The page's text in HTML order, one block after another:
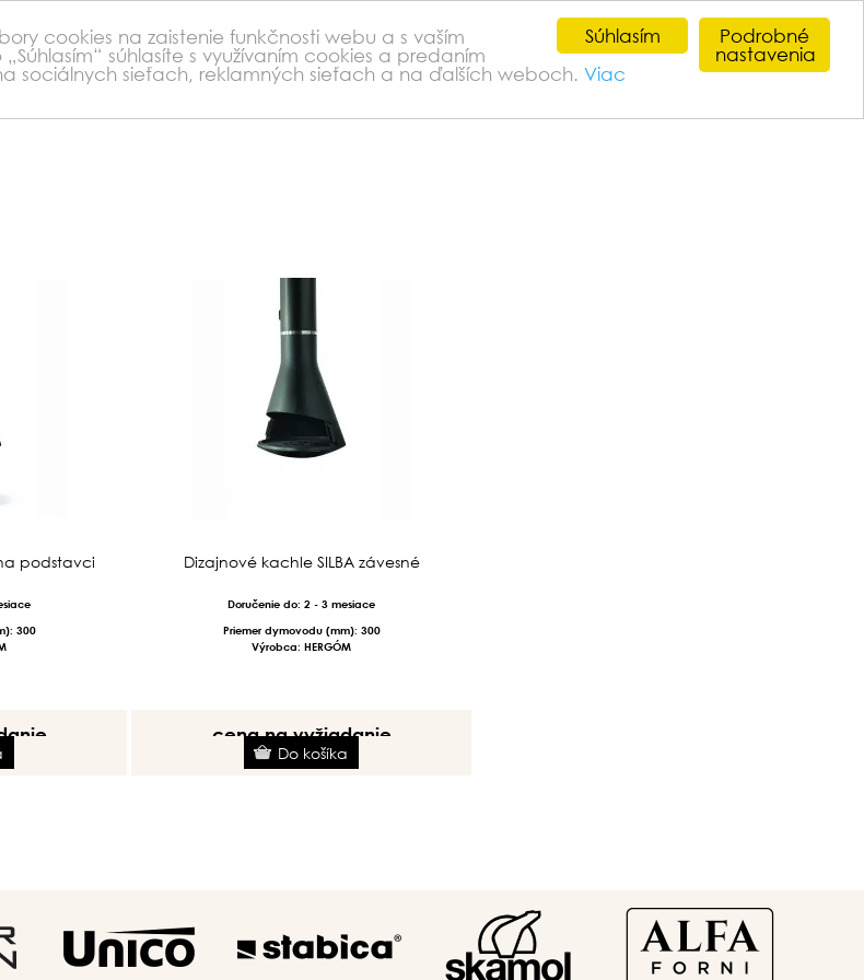
Podrobné
nastavenia
Súhlasím
cookies na zaistenie funkčnosti webu a s vaším
súhlasíte s využívaním cookies a predaním
sociálnych sieťach, reklamných sieťach a na ďalších weboch. Viac
kontakt
podstavci
300
Dizajnové kachle SILBA závesné
Doručenie do: 2 - 3 mesiace
Priemer dymovodu (mm): 300
Výrobca: HERGÓM
cena na vyžiadanie